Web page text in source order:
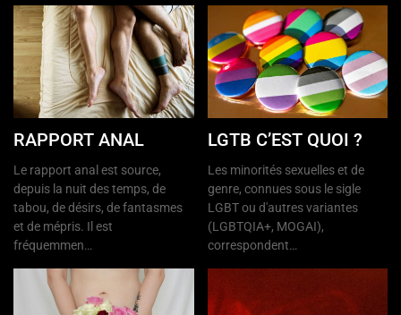
RAPPORT ANAL
Le rapport anal est source,
depuis la nuit des temps, de
tabou, de désirs, de fantasmes
et de mépris. Il est
fréquemmen…
LGTB C’EST QUOI ?
Les minorités sexuelles et de
genre, connues sous le sigle
LGBT ou d'autres variantes
(LGBTQIA+, MOGAI),
correspondent…